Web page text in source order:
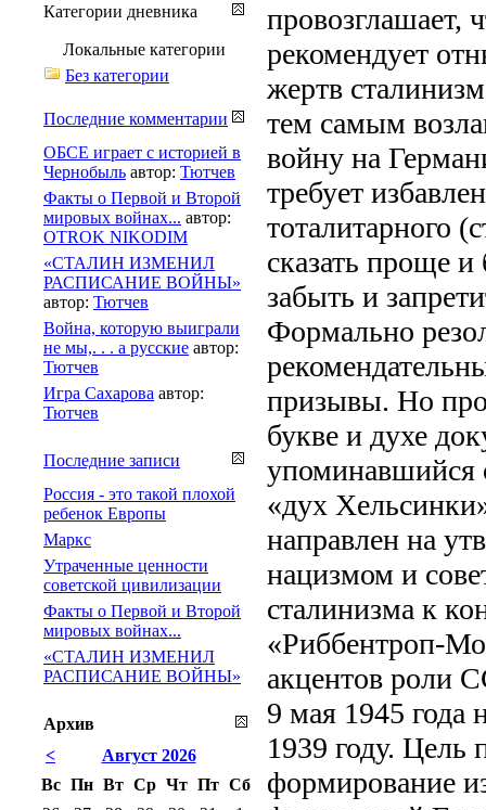
провозглашает,
рекомендует
жертв
тем самым
войну на
требует
тоталитарного
сказать проще и
забыть и
Формально
призывы. Но
букве и духе
упоминавшийся
«дух
направлен на
нацизмом и
сталинизма к
«Риббентроп-
акцентов роли
9 мая 1945 года
1939 году. Цель
формирование
Категории дневника
Локальные категории
Без категории
Последние комментарии
ОБСЕ играет с историей в
Чернобыль автор: Тютчев
Факты о Первой и Второй
мировых войнах... автор:
OTROK NIKODIM
«СТАЛИН ИЗМЕНИЛ
РАСПИСАНИЕ ВОЙНЫ»
автор: Тютчев
Война, которую выиграли
не мы,. . . а русские автор:
Тютчев
Игра Сахарова автор:
Тютчев
Последние записи
Россия - это такой плохой
ребенок Европы
Маркс
Утраченные ценности
советской цивилизации
Факты о Первой и Второй
мировых войнах...
«СТАЛИН ИЗМЕНИЛ
РАСПИСАНИЕ ВОЙНЫ»
Архив
<
Август 2026
Вс Пн Вт Ср Чт Пт Сб